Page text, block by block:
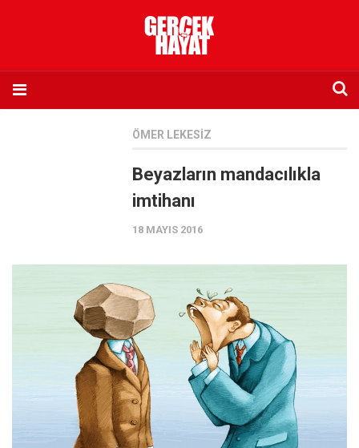
Abone olmak istiyorum
Satış noktası listesi
Eksik sayıların temini
Sosyal Medya
Twitter
Facebook
Instagram
YouTube
ÖMER LEKESIZ
Beyazların mandacılıkla
imtihanı
18 MAYIS 2016